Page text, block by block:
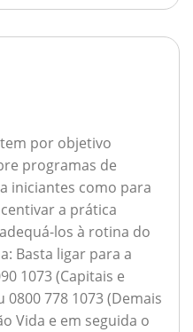
por objetivo
programas de
iniciantes como para
a prática
los à rotina do
Basta ligar para a
1073 (Capitais e
778 1073 (Demais
Vida e em seguida o